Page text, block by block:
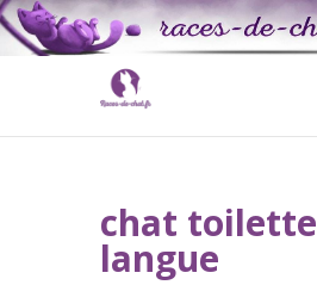
chat toilette
langue